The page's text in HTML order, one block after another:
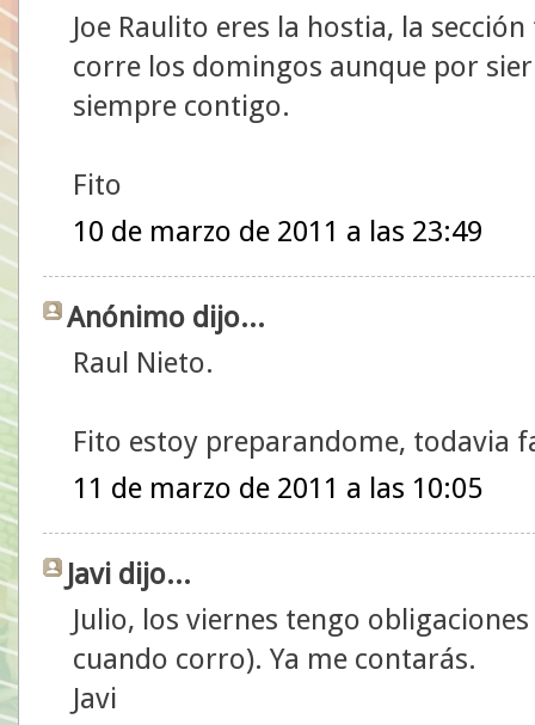
Joe Raulito eres la hostia, la
corre los domingos aunque por
siempre contigo.
Fito
10 de marzo de 2011 a las 23:49
Anónimo dijo...
Raul Nieto.
Fito estoy preparandome, todavia
11 de marzo de 2011 a las 10:05
Javi dijo...
Julio, los viernes tengo
cuando corro). Ya me contarás.
Javi